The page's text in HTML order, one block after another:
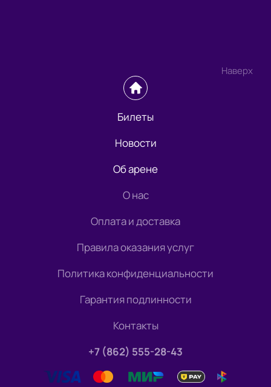
Наверх
Билеты
Новости
Об арене
О нас
Оплата и доставка
Правила оказания услуг
Политика конфиденциальности
Гарантия подлинности
Контакты
+7 (862) 555-28-43